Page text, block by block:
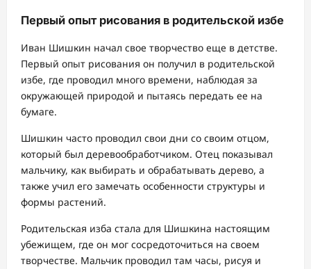
Первый опыт рисования в родительской избе
Иван Шишкин начал свое творчество еще в детстве.
Первый опыт рисования он получил в родительской
избе, где проводил много времени, наблюдая за
окружающей природой и пытаясь передать ее на
бумаге.
Шишкин часто проводил свои дни со своим отцом,
который был деревообработчиком. Отец показывал
мальчику, как выбирать и обрабатывать дерево, а
также учил его замечать особенности структуры и
формы растений.
Родительская изба стала для Шишкина настоящим
убежищем, где он мог сосредоточиться на своем
творчестве. Мальчик проводил там часы, рисуя и